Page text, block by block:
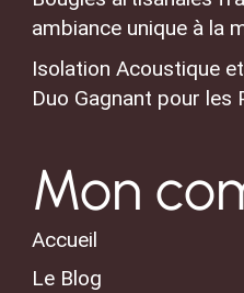
ambiance unique à la
Isolation Acoustique
Duo Gagnant pour les
Mon
Accueil
Le Blog